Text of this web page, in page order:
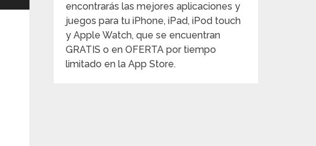
encontrarás las mejores aplicaciones y
juegos para tu iPhone, iPad, iPod touch
y Apple Watch, que se encuentran
GRATIS o en OFERTA por tiempo
limitado en la App Store.